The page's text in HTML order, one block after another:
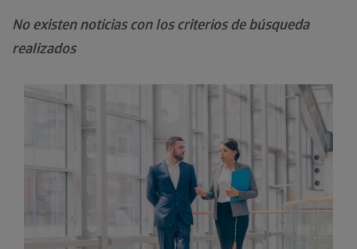
No existen noticias con los criterios de búsqueda
realizados